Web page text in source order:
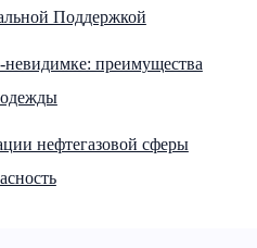
Поддержкой
преимущества
одежды
нефтегазовой сферы